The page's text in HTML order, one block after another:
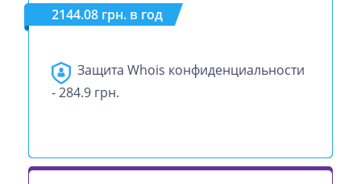
2144.08 грн. в год
Защита Whois конфиденциальности
- 284.9 грн.